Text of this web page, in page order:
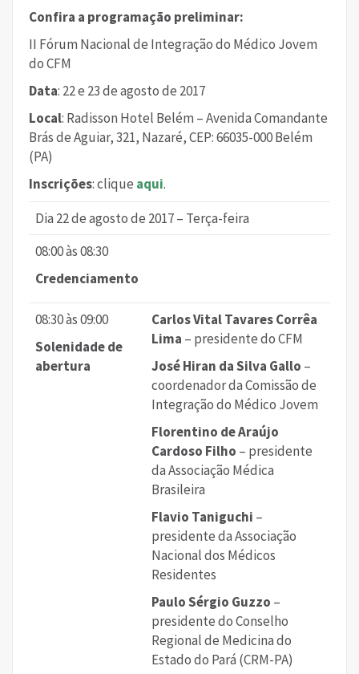
Confira a programação preliminar:
II Fórum Nacional de Integração do Médico Jovem
do CFM
Data: 22 e 23 de agosto de 2017
Local: Radisson Hotel Belém – Avenida Comandante
Brás de Aguiar, 321, Nazaré, CEP: 66035-000 Belém
(PA)
Inscrições: clique aqui.
Dia 22 de agosto de 2017 – Terça-feira
08:00 às 08:30
Credenciamento
08:30 às 09:00
Solenidade de
abertura
Carlos Vital Tavares Corrêa
Lima – presidente do CFM
José Hiran da Silva Gallo –
coordenador da Comissão de
Integração do Médico Jovem
Florentino de Araújo
Cardoso Filho – presidente
da Associação Médica
Brasileira
Flavio Taniguchi –
presidente da Associação
Nacional dos Médicos
Residentes
Paulo Sérgio Guzzo –
presidente do Conselho
Regional de Medicina do
Estado do Pará (CRM-PA)